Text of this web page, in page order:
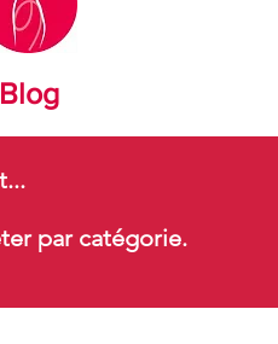
par catégorie.
Blog